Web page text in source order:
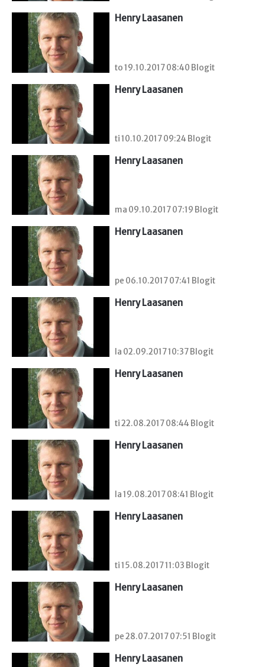
Henry Laasanen
to 19.10.2017 08:40 Blogit
Henry Laasanen
ti 10.10.2017 09:24 Blogit
Henry Laasanen
ma 09.10.2017 07:19 Blogit
Henry Laasanen
pe 06.10.2017 07:41 Blogit
Henry Laasanen
la 02.09.2017 10:37 Blogit
Henry Laasanen
ti 22.08.2017 08:44 Blogit
Henry Laasanen
la 19.08.2017 08:41 Blogit
Henry Laasanen
ti 15.08.2017 11:03 Blogit
Henry Laasanen
pe 28.07.2017 07:51 Blogit
Henry Laasanen